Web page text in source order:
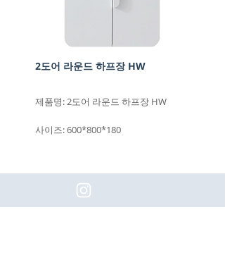
2도어 라운드 하프장 HW
제품명: 2도어 라운드 하프장 HW
사이즈: 600*800*180